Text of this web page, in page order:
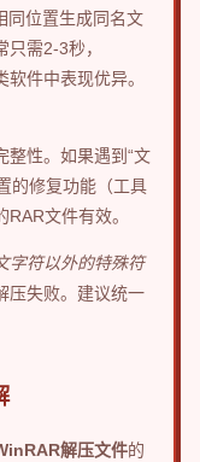
同位置生成同名文
需2-3秒，
件中表现优异。
整性。如果遇到“文
的修复功能（工具
文件有效。
字符以外的特殊符
压失败。建议统一
解压文件的